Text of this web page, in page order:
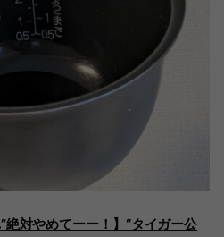
絶対やめてーー！】“タイガー公